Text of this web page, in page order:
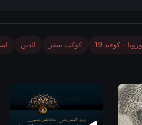
- كوفيد 19 كوكب سقر الدين